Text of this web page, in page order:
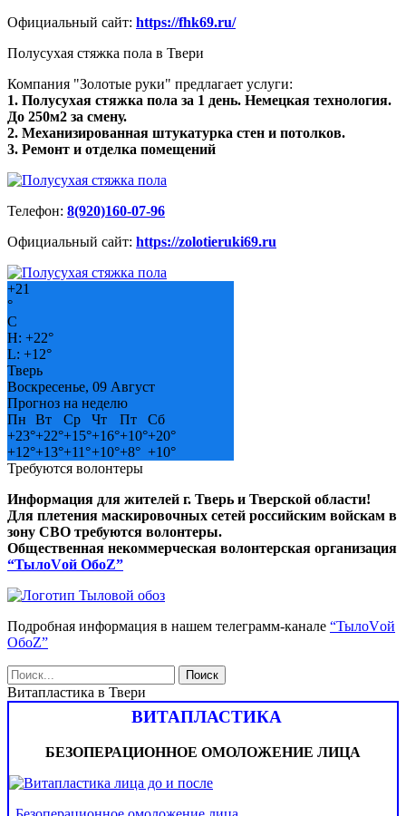
Официальный сайт: https://fhk69.ru/
Полусухая стяжка пола в Твери
Компания "Золотые руки" предлагает услуги:
1. Полусухая стяжка пола за 1 день. Немецкая технология.
До 250м2 за смену.
2. Механизированная штукатурка стен и потолков.
3. Ремонт и отделка помещений
Телефон: 8(920)160-07-96
Официальный сайт: https://zolotieruki69.ru
+21
°
C
H: +22°
L: +12°
Тверь
Воскресенье, 09 Август
Прогноз на неделю
Пн
Вт Ср Чт Пт
Сб
+23°+22°+15°+16°+10°+20°
+12°+13°+11°+10°+8° +10°
Требуются волонтеры
Информация для жителей г. Тверь и Тверской области!
Для плетения маскировочных сетей российским войскам в
зону СВО требуются волонтеры.
Общественная некоммерческая волонтерская организация
“ТылоVой ОбоZ”
Подробная информация в нашем телеграмм-канале “ТылоVой
ОбоZ”
Витапластика в Твери
ВИТАПЛАСТИКА
БЕЗОПЕРАЦИОННОЕ ОМОЛОЖЕНИЕ ЛИЦА